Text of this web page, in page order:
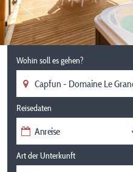
Wohin soll es gehen?
Reisedaten
Art der Unterkunft